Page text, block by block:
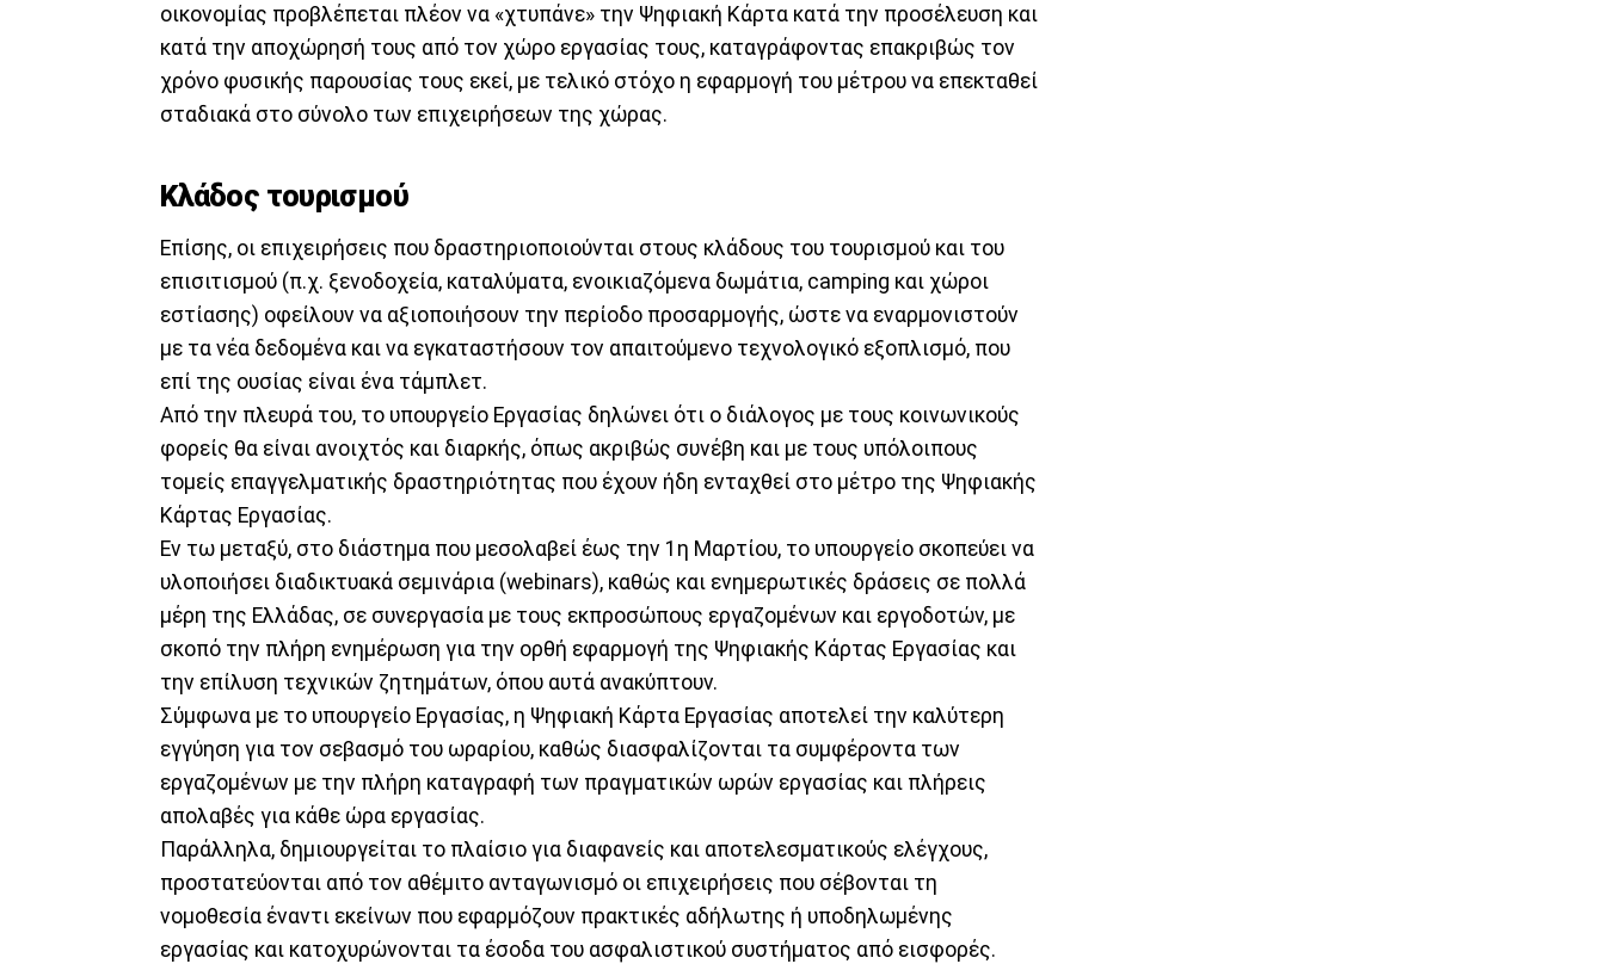
οικονομίας προβλέπεται πλέον να «χτυπάνε» την Ψηφιακή Κάρτα κατά την προσέλευση και
κατά την αποχώρησή τους από τον χώρο εργασίας τους, καταγράφοντας επακριβώς τον
χρόνο φυσικής παρουσίας τους εκεί, με τελικό στόχο η εφαρμογή του μέτρου να επεκταθεί
σταδιακά στο σύνολο των επιχειρήσεων της χώρας.
Κλάδος τουρισμού
Επίσης, οι επιχειρήσεις που δραστηριοποιούνται στους κλάδους του τουρισμού και του
επισιτισμού (π.χ. ξενοδοχεία, καταλύματα, ενοικιαζόμενα δωμάτια, camping και χώροι
εστίασης) οφείλουν να αξιοποιήσουν την περίοδο προσαρμογής, ώστε να εναρμονιστούν
με τα νέα δεδομένα και να εγκαταστήσουν τον απαιτούμενο τεχνολογικό εξοπλισμό, που
επί της ουσίας είναι ένα τάμπλετ.
Από την πλευρά του, το υπουργείο Εργασίας δηλώνει ότι ο διάλογος με τους κοινωνικούς
φορείς θα είναι ανοιχτός και διαρκής, όπως ακριβώς συνέβη και με τους υπόλοιπους
τομείς επαγγελματικής δραστηριότητας που έχουν ήδη ενταχθεί στο μέτρο της Ψηφιακής
Κάρτας Εργασίας.
Εν τω μεταξύ, στο διάστημα που μεσολαβεί έως την 1η Μαρτίου, το υπουργείο σκοπεύει να
υλοποιήσει διαδικτυακά σεμινάρια (webinars), καθώς και ενημερωτικές δράσεις σε πολλά
μέρη της Ελλάδας, σε συνεργασία με τους εκπροσώπους εργαζομένων και εργοδοτών, με
σκοπό την πλήρη ενημέρωση για την ορθή εφαρμογή της Ψηφιακής Κάρτας Εργασίας και
την επίλυση τεχνικών ζητημάτων, όπου αυτά ανακύπτουν.
Σύμφωνα με το υπουργείο Εργασίας, η Ψηφιακή Κάρτα Εργασίας αποτελεί την καλύτερη
εγγύηση για τον σεβασμό του ωραρίου, καθώς διασφαλίζονται τα συμφέροντα των
εργαζομένων με την πλήρη καταγραφή των πραγματικών ωρών εργασίας και πλήρεις
απολαβές για κάθε ώρα εργασίας.
Παράλληλα, δημιουργείται το πλαίσιο για διαφανείς και αποτελεσματικούς ελέγχους,
προστατεύονται από τον αθέμιτο ανταγωνισμό οι επιχειρήσεις που σέβονται τη
νομοθεσία έναντι εκείνων που εφαρμόζουν πρακτικές αδήλωτης ή υποδηλωμένης
εργασίας και κατοχυρώνονται τα έσοδα του ασφαλιστικού συστήματος από εισφορές.